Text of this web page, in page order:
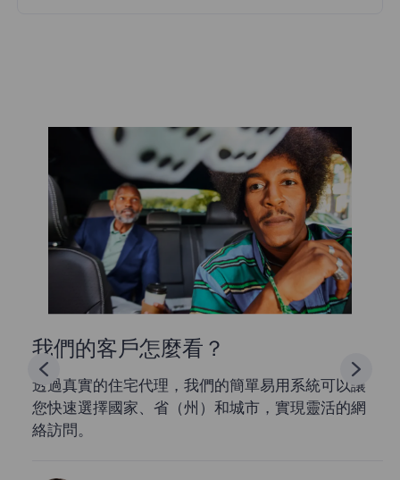
我們的客戶怎麼看？
透過真實的住宅代理，我們的簡單易用系統可以讓
您快速選擇國家、省（州）和城市，實現靈活的網
絡訪問。